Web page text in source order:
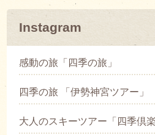
Instagram
感動の旅「四季の旅」
四季の旅 「伊勢神宮ツアー」
大人のスキーツアー「四季倶楽